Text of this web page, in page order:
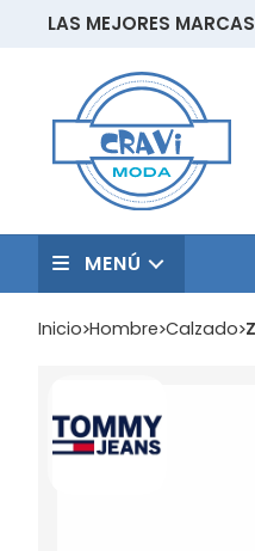
LAS MEJORES
MENÚ
Inicio hombre calzado